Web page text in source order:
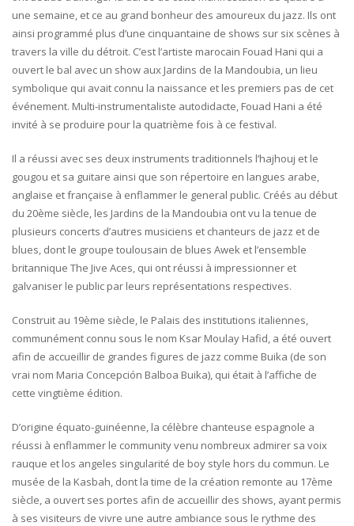
une semaine, et ce au grand bonheur des amoureux du jazz. Ils ont
ainsi programmé plus d’une cinquantaine de shows sur six scènes à
travers la ville du détroit. C’est l’artiste marocain Fouad Hani qui a
ouvert le bal avec un show aux Jardins de la Mandoubia, un lieu
symbolique qui avait connu la naissance et les premiers pas de cet
événement. Multi-instrumentaliste autodidacte, Fouad Hani a été
invité à se produire pour la quatrième fois à ce festival.
Il a réussi avec ses deux instruments traditionnels l’hajhouj et le
gougou et sa guitare ainsi que son répertoire en langues arabe,
anglaise et française à enflammer le general public. Créés au début
du 20ème siècle, les Jardins de la Mandoubia ont vu la tenue de
plusieurs concerts d’autres musiciens et chanteurs de jazz et de
blues, dont le groupe toulousain de blues Awek et l’ensemble
britannique The Jive Aces, qui ont réussi à impressionner et
galvaniser le public par leurs représentations respectives.
Construit au 19ème siècle, le Palais des institutions italiennes,
communément connu sous le nom Ksar Moulay Hafid, a été ouvert
afin de accueillir de grandes figures de jazz comme Buika (de son
vrai nom Maria Concepción Balboa Buika), qui était à l’affiche de
cette vingtième édition.
D’origine équato-guinéenne, la célèbre chanteuse espagnole a
réussi à enflammer le community venu nombreux admirer sa voix
rauque et los angeles singularité de boy style hors du commun. Le
musée de la Kasbah, dont la time de la création remonte au 17ème
siècle, a ouvert ses portes afin de accueillir des shows, ayant permis
à ses visiteurs de vivre une autre ambiance sous le rythme des